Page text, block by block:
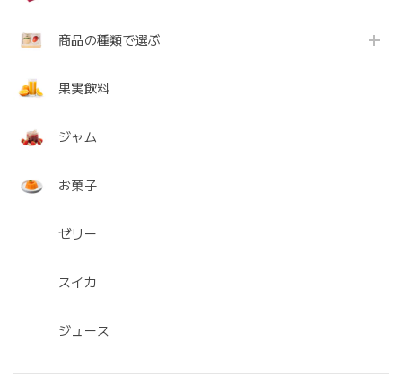
商品の種類で選ぶ
果実飲料
ジャム
お菓子
ゼリー
スイカ
ジュース